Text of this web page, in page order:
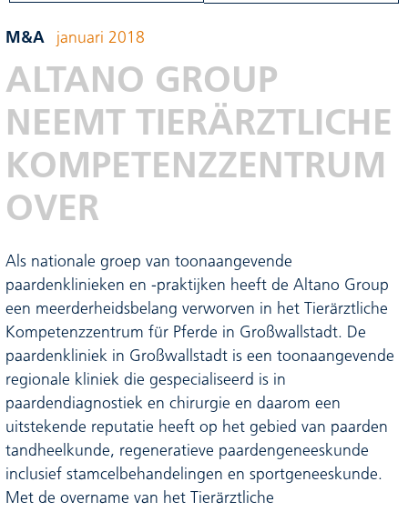
M&A januari 2018
ALTANO GROUP
NEEMT TIERÄRZTLICHE
KOMPETENZZENTRUM
OVER
Als nationale groep van toonaangevende
paardenklinieken en -praktijken heeft de Altano Group
een meerderheidsbelang verworven in het Tierärztliche
Kompetenzzentrum für Pferde in Großwallstadt. De
paardenkliniek in Großwallstadt is een toonaangevende
regionale kliniek die gespecialiseerd is in
paardendiagnostiek en chirurgie en daarom een
uitstekende reputatie heeft op het gebied van paarden
tandheelkunde, regeneratieve paardengeneeskunde
inclusief stamcelbehandelingen en sportgeneeskunde.
Met de overname van het Tierärztliche